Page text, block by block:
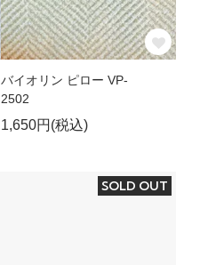
バイオリン ピロー VP-
2502
1,650円(税込)
SOLD OUT